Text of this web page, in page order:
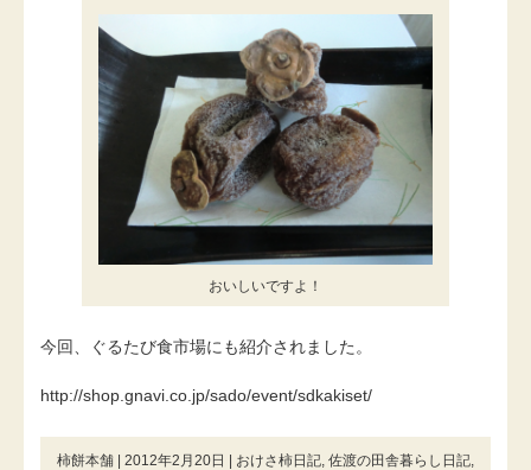
おいしいですよ！
今回、ぐるたび食市場にも紹介されました。
http://shop.gnavi.co.jp/sado/event/sdkakiset/
柿餅本舗 | 2012年2月20日 | おけさ柿日記, 佐渡の田舎暮らし日記,